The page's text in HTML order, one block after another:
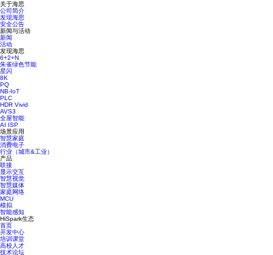
关于海思
公司简介
发现海思
安全公告
新闻与活动
新闻
活动
发现海思
6+2+N
朱雀绿色节能
星闪
8K
PQ
NB-IoT
PLC
HDR Vivid
AVS3
全屋智能
AI ISP
场景应用
智慧家庭
消费电子
行业（城市&工业）
产品
联接
显示交互
智慧视觉
智慧媒体
家庭网络
MCU
模拟
智能感知
HiSpark生态
首页
开发中心
培训课堂
高校人才
技术论坛